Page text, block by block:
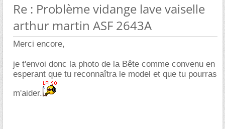
Re : Problème vidange lave vaiselle
arthur martin ASF 2643A
Merci encore,
je t'envoi donc la photo de la Bête comme convenu en
esperant que tu reconnaîtra le model et que tu pourras
m'aider.